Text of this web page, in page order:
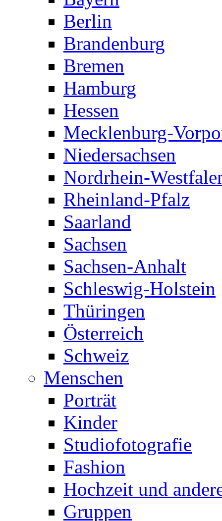
Berlin
Brandenburg
Bremen
Hamburg
Hessen
Mecklenburg-
Niedersachsen
Nordrhein-
Rheinland-Pfalz
Saarland
Sachsen
Sachsen-Anhalt
Schleswig-Holstein
Thüringen
Österreich
Schweiz
Menschen
Porträt
Kinder
Studiofotografie
Fashion
Hochzeit und
Gruppen